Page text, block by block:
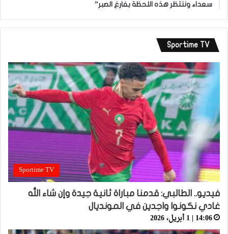
سعداء وننتظر هذه اللحظة بفارغ الصبر”
Sportime TV
Sportime TV
فيديو.. الطالبي: قدمنا مباراة ثانية جيدة وإن شاء الله
غادي نكونوا واجدين في المونديال
14:06 | 1 أبريل، 2026